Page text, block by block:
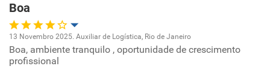
Recomenda a diretoria
Boa
Oportunidade de promoção
13 Novembro 2025. Auxiliar de Logística, Rio de Janeiro
Boa, ambiente tranquilo , oportunidade de crescimento
profissional